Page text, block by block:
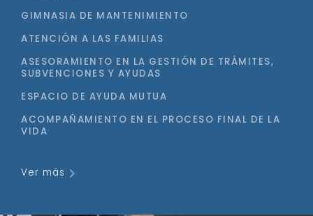
GIMNASIA DE MANTENIMIENTO
ATENCIÓN A LAS FAMILIAS
ASESORAMIENTO EN LA GESTIÓN DE TRÁMITES,
SUBVENCIONES Y AYUDAS
ESPACIO DE AYUDA MUTUA
ACOMPAÑAMIENTO EN EL PROCESO FINAL DE LA
VIDA
Ver más